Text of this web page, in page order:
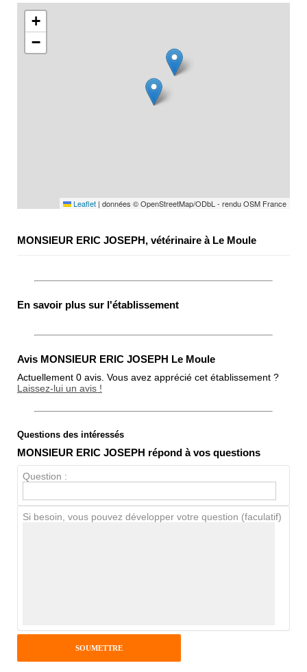
+
−
Leaflet | données © OpenStreetMap/ODbL - rendu OSM France
MONSIEUR ERIC JOSEPH, vétérinaire à Le Moule
En savoir plus sur l'établissement
Avis MONSIEUR ERIC JOSEPH Le Moule
Actuellement 0 avis. Vous avez apprécié cet établissement ?
Laissez-lui un avis !
Note globale
Questions des intéressés
MONSIEUR ERIC JOSEPH répond à vos questions
Question :
Si besoin, vous pouvez développer votre question (faculatif)